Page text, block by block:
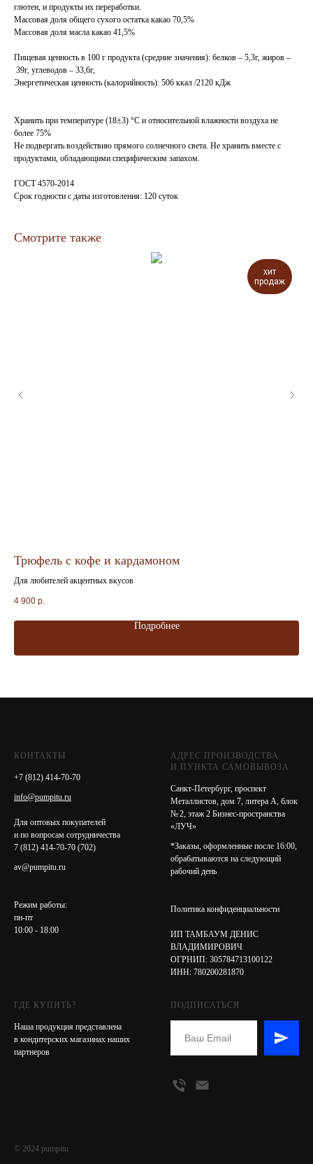
глютен, и продукты их переработки.
Массовая доля общего сухого остатка какао 70,5%
Массовая доля масла какао 41,5%
Пищевая ценность в 100 г продукта (средние значения): белков – 5,3г, жиров –
39г, углеводов – 33,6г,
Энергетическая ценность (калорийность): 506 ккал /2120 кДж
Хранить при температуре (18±3) °С и относительной влажности воздуха не
более 75%
Не подвергать воздействию прямого солнечного света. Не хранить вместе с
продуктами, обладающими специфическим запахом.
ГОСТ 4570-2014
Срок годности с даты изготовления: 120 суток
Смотрите также
хит
продаж
Трюфель с кофе и кардамоном
Для любителей акцентных вкусов
4 900 р.
Подробнее
КОНТАКТЫ
+7 (812) 414-70-70
info@pumpitu.ru
Для оптовых покупателей
и по вопросам сотрудничества
7 (812) 414-70-70 (702)
av@pumpitu.ru
Режим работы:
пн-пт
10:00 - 18:00
АДРЕС ПРОИЗВОДСТВА
И ПУНКТА САМОВЫВОЗА
Санкт-Петербург, проспект
Металлистов, дом 7, литера А, блок
№ 2, этаж 2 Бизнес-пространства
«ЛУЧ»
*Заказы, оформленные после 16:00,
обрабатываются на следующий
рабочий день
Политика конфиденциальности
ИП ТАМБАУМ ДЕНИС
ВЛАДИМИРОВИЧ
ОГРНИП: 305784713100122
ИНН: 780200281870
ГДЕ КУПИТЬ?
Наша продукция представлена
в кондитерских магазинах наших
партнеров
ПОДПИСАТЬСЯ
© 2024 pumpitu